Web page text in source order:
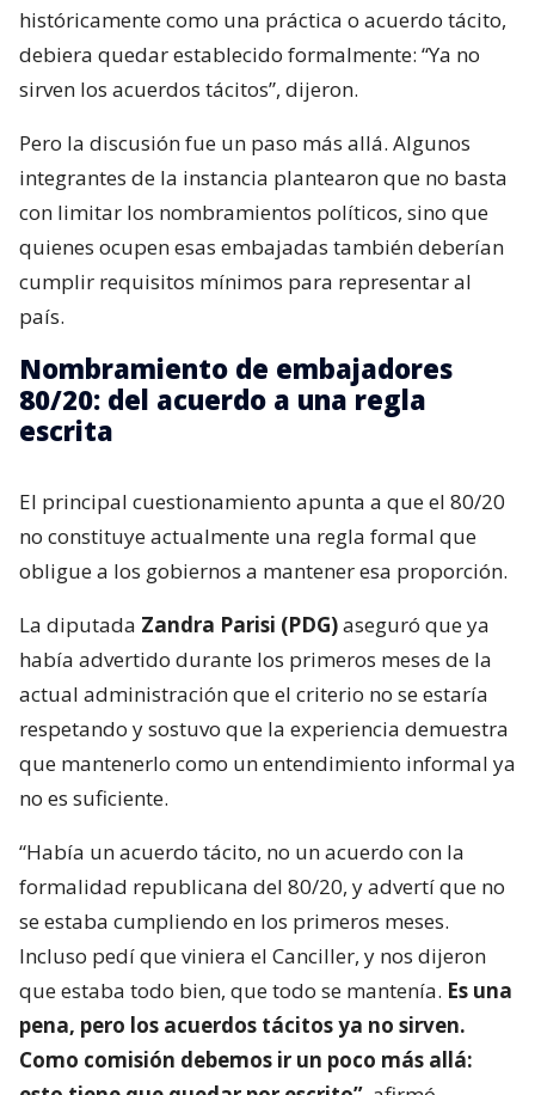
históricamente como una práctica o acuerdo tácito,
debiera quedar establecido formalmente: “Ya no
sirven los acuerdos tácitos”, dijeron.
Pero la discusión fue un paso más allá. Algunos
integrantes de la instancia plantearon que no basta
con limitar los nombramientos políticos, sino que
quienes ocupen esas embajadas también deberían
cumplir requisitos mínimos para representar al
país.
Nombramiento de embajadores
80/20: del acuerdo a una regla
escrita
El principal cuestionamiento apunta a que el 80/20
no constituye actualmente una regla formal que
obligue a los gobiernos a mantener esa proporción.
La diputada Zandra Parisi (PDG)aseguró que ya
había advertido durante los primeros meses de la
actual administración que el criterio no se estaría
respetando y sostuvo que la experiencia demuestra
que mantenerlo como un entendimiento informal ya
no es suficiente.
“Había un acuerdo tácito, no un acuerdo con la
formalidad republicana del 80/20, y advertí que no
se estaba cumpliendo en los primeros meses.
Incluso pedí que viniera el Canciller, y nos dijeron
que estaba todo bien, que todo se mantenía. Es una
pena, pero los acuerdos tácitos ya no sirven.
Como comisión debemos ir un poco más allá: